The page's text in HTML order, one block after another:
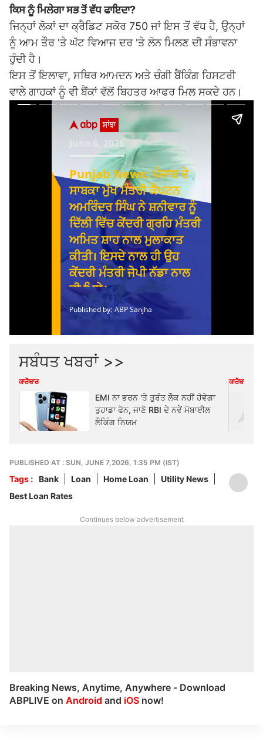
ਕਿਸ ਨੂੰ ਮਿਲੇਗਾ ਸਭ ਤੋਂ ਵੱਧ ਫਾਇਦਾ?
ਜਿਨ੍ਹਾਂ ਲੋਕਾਂ ਦਾ ਕ੍ਰੈਡਿਟ ਸਕੋਰ 750 ਜਾਂ ਇਸ ਤੋਂ ਵੱਧ ਹੈ, ਉਨ੍ਹਾਂ
ਨੂੰ ਆਮ ਤੌਰ 'ਤੇ ਘੱਟ ਵਿਆਜ ਦਰ 'ਤੇ ਲੋਨ ਮਿਲਣ ਦੀ ਸੰਭਾਵਨਾ
ਹੁੰਦੀ ਹੈ।
ਇਸ ਤੋਂ ਇਲਾਵਾ, ਸਥਿਰ ਆਮਦਨ ਅਤੇ ਚੰਗੀ ਬੈਂਕਿੰਗ ਹਿਸਟਰੀ
ਵਾਲੇ ਗਾਹਕਾਂ ਨੂੰ ਵੀ ਬੈਂਕਾਂ ਵੱਲੋਂ ਬਿਹਤਰ ਆਫਰ ਮਿਲ ਸਕਦੇ ਹਨ।
ਸਬੰਧਤ ਖਬਰਾਂ >>
ਕਾਰੋਬਾਰ
EMI ਨਾ ਭਰਨ 'ਤੇ ਤੁਰੰਤ ਲੌਕ ਨਹੀਂ ਹੋਵੇਗਾ
ਤੁਹਾਡਾ ਫੋਨ, ਜਾਣੋ RBI ਦੇ ਨਵੇਂ ਮੋਬਾਈਲ
ਲੌਕਿੰਗ ਨਿਯਮ
ਕਾਰੋਬਾਰ
PUBLISHED AT : SUN, JUNE 7,2026, 1:35 PM (IST)
Tags : Bank Loan Home Loan
Utility News
Best Loan Rates
Continues below advertisement
Breaking News, Anytime, Anywhere - Download
ABPLIVE on Android and iOS now!